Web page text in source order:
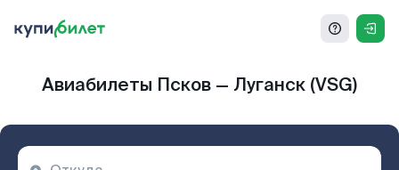
Авиабилеты Псков — Луганск (VSG)